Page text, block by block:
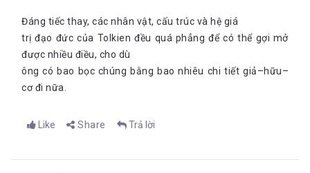
Đáng tiếc thay, các nhân vật, cấu trúc và hệ giá
trị đạo đức của Tolkien đều quá phẳng để có thể gợi mở
được nhiều điều, cho dù
ông có bao bọc chúng bằng bao nhiêu chi tiết giả–hữu–
cơ đi nữa.
Like Share Trả lời